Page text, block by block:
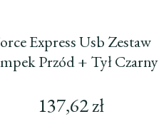
Express Usb Zestaw
Przód + Tył Czarny
137,62zł